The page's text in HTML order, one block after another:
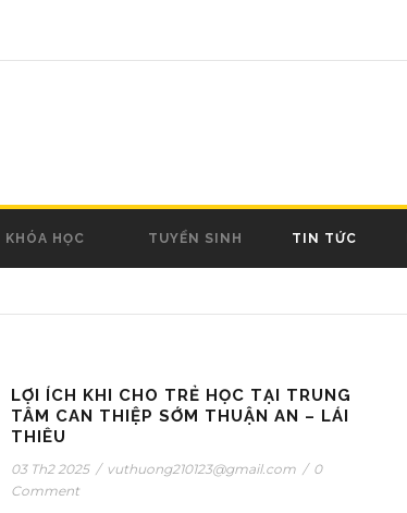
KHÓA HỌC TUYỂN SINH TIN TỨC
LỢI ÍCH KHI CHO TRẺ HỌC TẠI TRUNG
TÂM CAN THIỆP SỚM THUẬN AN – LÁI
THIÊU
03 Th2 2025 / vuthuong210123@gmail.com / 0
Comment